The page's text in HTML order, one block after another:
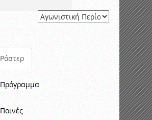
Ρόστερ
Πρόγραμμα
Ποινές